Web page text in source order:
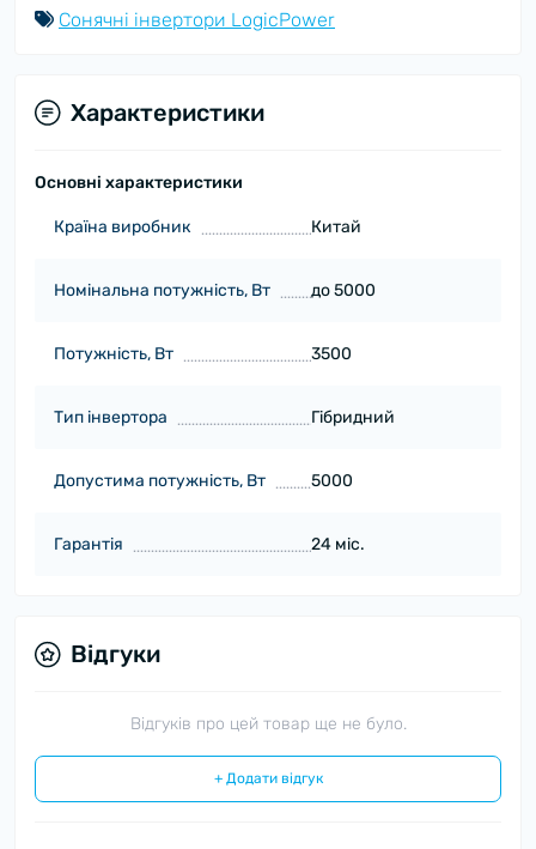
Сонячні інвертори LogicPower
Характеристики
Основні характеристики
Країна виробник Китай
Номінальна потужність, Вт до 5000
Потужність, Вт 3500
Тип інвертора Гібридний
Допустима потужність, Вт 5000
Гарантія 24 міс.
Відгуки
Відгуків про цей товар ще не було.
+ Додати відгук